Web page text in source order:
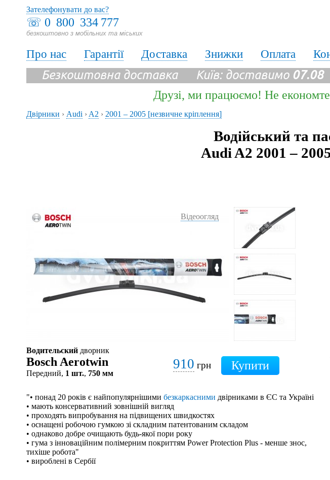
☏ 0 800 334 777
безкоштовно з мобільних та міських
Зателефонувати до вас?
Про нас Гарантії Доставка Знижки Оплата
Безкоштовна доставка Київ: доставимо 07.08
Друзі, ми працюємо! Не економте
Двірники › Audi › A2 › 2001 – 2005 [незвичне кріплення]
Водійський та
Audi A2 2001 –
Відеоогляд
Водительский дворник
Bosch Aerotwin
Передний, 1 шт., 750 мм
910 грн
"• понад 20 років є найпопулярнішими безкаркасними двірниками в ЄС та Україні
• мають консервативний зовнішній вигляд
• проходять випробування на підвищених швидкостях
• оснащені робочою гумкою зі складним патентованим складом
• однаково добре очищають будь-якої пори року
• гума з інноваційним полімерним покриттям Power Protection Plus - менше знос,
тихіше робота"
• вироблені в Сербії